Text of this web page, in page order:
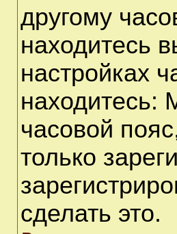
другому
находитесь
настройках
находитесь:
часовой
только
сделать это.